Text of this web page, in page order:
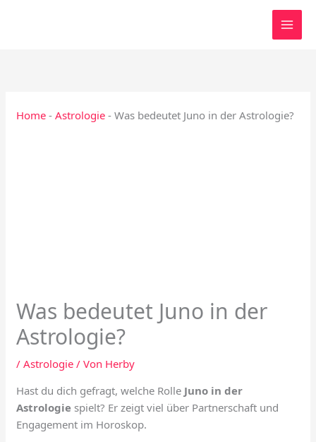
Home -Astrologie -Was bedeutet Juno in der Astrologie?
Was bedeutet Juno in der
Astrologie?
/Astrologie / Von Herby
Hast du dich gefragt, welche Rolle Juno in der
Astrologie spielt? Er zeigt viel über Partnerschaft und
Engagement im Horoskop.